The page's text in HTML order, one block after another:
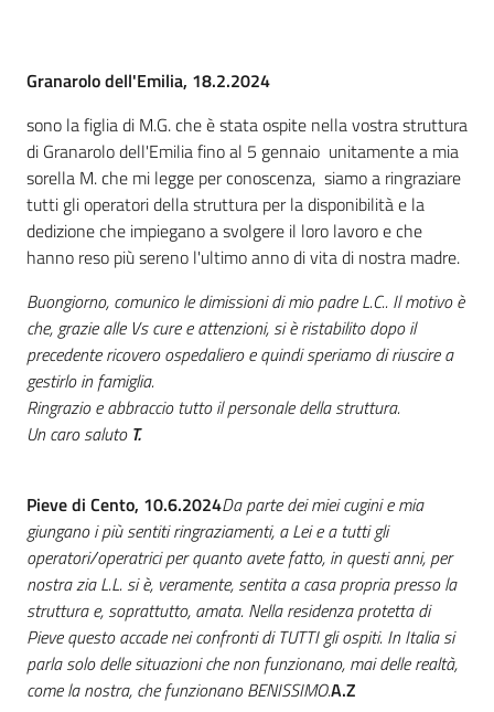
Granarolo dell'Emilia, 18.2.2024
sono la figlia di M.G. che è stata ospite nella vostra struttura
di Granarolo dell'Emilia fino al 5 gennaio unitamente a mia
sorella M. che mi legge per conoscenza, siamo a ringraziare
tutti gli operatori della struttura per la disponibilità e la
dedizione che impiegano a svolgere il loro lavoro e che
hanno reso più sereno l'ultimo anno di vita di nostra madre.
Buongiorno, comunico le dimissioni di mio padre L.C.. Il motivo è
che, grazie alle Vs cure e attenzioni, si è ristabilito dopo il
precedente ricovero ospedaliero e quindi speriamo di riuscire a
gestirlo in famiglia.
Ringrazio e abbraccio tutto il personale della struttura.
Un caro saluto T.
Pieve di Cento, 10.6.2024Da parte dei miei cugini e mia
giungano i più sentiti ringraziamenti, a Lei e a tutti gli
operatori/operatrici per quanto avete fatto, in questi anni, per
nostra zia L.L. si è, veramente, sentita a casa propria presso la
struttura e, soprattutto, amata. Nella residenza protetta di
Pieve questo accade nei confronti di TUTTI gli ospiti. In Italia si
parla solo delle situazioni che non funzionano, mai delle realtà,
come la nostra, che funzionano BENISSIMO.A.Z